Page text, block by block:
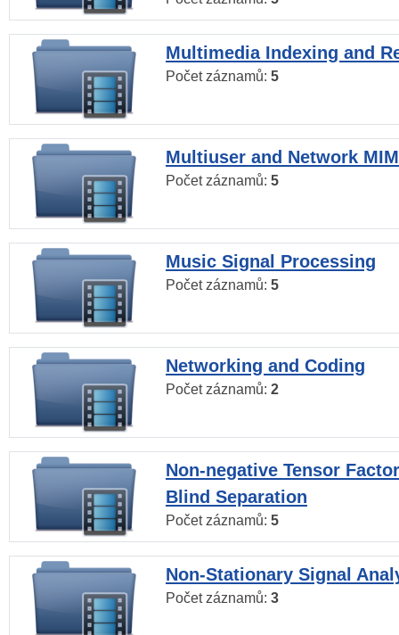
Multimedia Indexing and
Počet záznamů: 5
Multiuser and Network
Počet záznamů: 5
Music Signal Processing
Počet záznamů: 5
Networking and Coding
Počet záznamů: 2
Non-negative Tensor
Blind Separation
Počet záznamů: 5
Non-Stationary Signal
Počet záznamů: 3